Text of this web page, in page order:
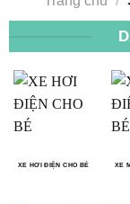
XE HƠI ĐIỆN CHO BÉ XE